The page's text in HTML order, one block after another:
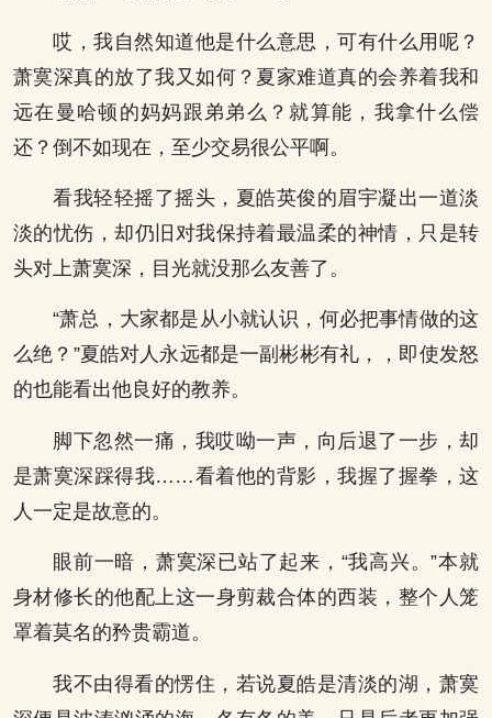
哎，我自然知道他是什么意思，可有什么用呢？
萧寞深真的放了我又如何？夏家难道真的会养着我和
远在曼哈顿的妈妈跟弟弟么？就算能，我拿什么偿
还？倒不如现在，至少交易很公平啊。
看我轻轻摇了摇头，夏皓英俊的眉宇凝出一道淡
淡的忧伤，却仍旧对我保持着最温柔的神情，只是转
头对上萧寞深，目光就没那么友善了。
“萧总，大家都是从小就认识，何必把事情做的这
么绝？”夏皓对人永远都是一副彬彬有礼，，即使发怒
的也能看出他良好的教养。
脚下忽然一痛，我哎呦一声，向后退了一步，却
是萧寞深踩得我……看着他的背影，我握了握拳，这
人一定是故意的。
眼前一暗，萧寞深已站了起来，“我高兴。”本就
身材修长的他配上这一身剪裁合体的西装，整个人笼
罩着莫名的矜贵霸道。
我不由得看的愣住，若说夏皓是清淡的湖，萧寞